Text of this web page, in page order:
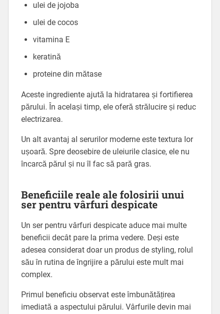
ulei de jojoba
ulei de cocos
vitamina E
keratină
proteine din mătase
Aceste ingrediente ajută la hidratarea și fortifierea
părului. În același timp, ele oferă strălucire și reduc
electrizarea.
Un alt avantaj al serurilor moderne este textura lor
ușoară. Spre deosebire de uleiurile clasice, ele nu
încarcă părul și nu îl fac să pară gras.
Beneficiile reale ale folosirii unui
ser pentru vârfuri despicate
Un ser pentru vârfuri despicate aduce mai multe
beneficii decât pare la prima vedere. Deși este
adesea considerat doar un produs de styling, rolul
său în rutina de îngrijire a părului este mult mai
complex.
Primul beneficiu observat este îmbunătățirea
imediată a aspectului părului. Vârfurile devin mai